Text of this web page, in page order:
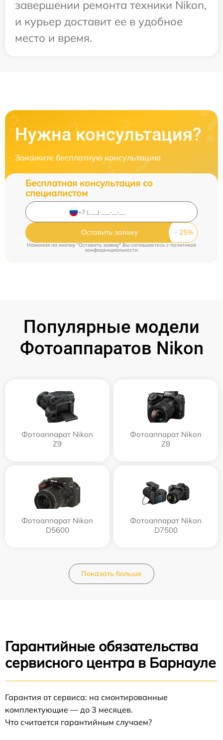
завершении ремонта техники Nikon,
и курьер доставит ее в удобное
место и время.
Нужна консультация?
Закажите бесплатную консультацию
Бесплатная консультация со
специалистом
Оставить заявку
Нажимая на кнопку "Оставить заявку" Вы соглашаетесь cполитикой
конфиденциальности
Популярные модели
Фотоаппаратов Nikon
Фотоаппарат Nikon
Z9
Фотоаппарат Nikon
Z8
Фотоаппарат Nikon
D5600
Фотоаппарат Nikon
D7500
Показать больше
Гарантийные обязательства
сервисного центра в Барнауле
Гарантия от сервиса: на смонтированные
комплектующие — до 3 месяцев.
Что считается гарантийным случаем?